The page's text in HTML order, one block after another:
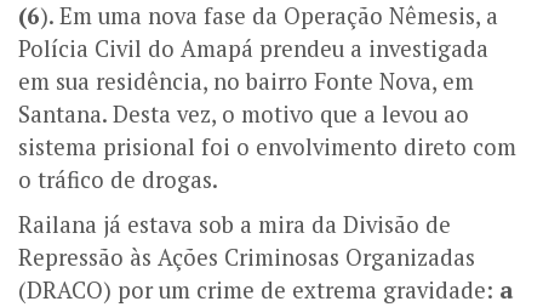
(6). Em uma nova fase da Operação Nêmesis, a
Polícia Civil do Amapá prendeu a investigada
em sua residência, no bairro Fonte Nova, em
Santana. Desta vez, o motivo que a levou ao
sistema prisional foi o envolvimento direto com
o tráfico de drogas.
Railana já estava sob a mira da Divisão de
Repressão às Ações Criminosas Organizadas
(DRACO) por um crime de extrema gravidade: a